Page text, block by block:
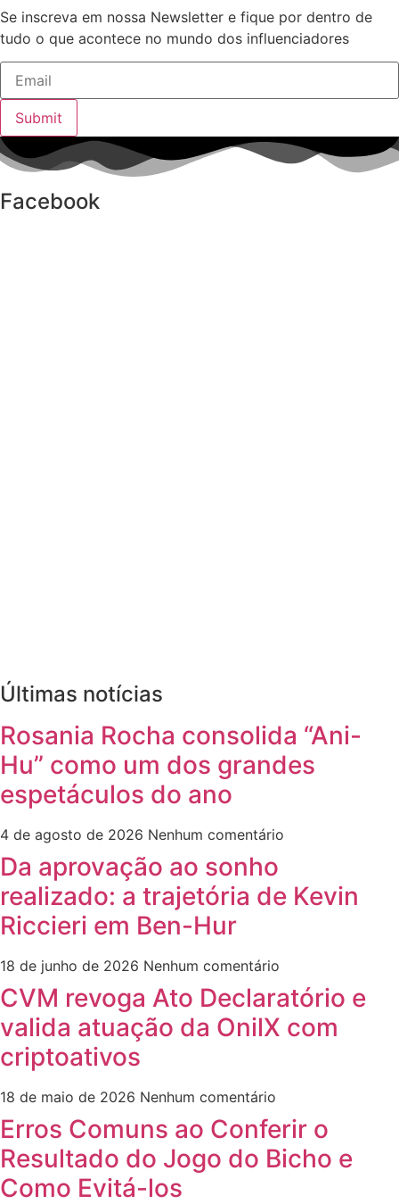
Se inscreva em nossa Newsletter e fique por dentro de
tudo o que acontece no mundo dos influenciadores
Submit
Facebook
Últimas notícias
Rosania Rocha consolida “Ani-
Hu” como um dos grandes
espetáculos do ano
4 de agosto de 2026 Nenhum comentário
Da aprovação ao sonho
realizado: a trajetória de Kevin
Riccieri em Ben-Hur
18 de junho de 2026 Nenhum comentário
CVM revoga Ato Declaratório e
valida atuação da OnilX com
criptoativos
18 de maio de 2026 Nenhum comentário
Erros Comuns ao Conferir o
Resultado do Jogo do Bicho e
Como Evitá-los